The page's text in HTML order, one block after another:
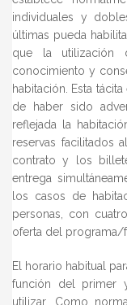
individuales y
últimas pueda
que la utilización
conocimiento y
habitación. Esta
de haber sido
reflejada la
reservas facilitados
contrato y los
entrega
los casos de
personas, con
oferta del programa/
El horario habitual
función del primer
utilizar. Como